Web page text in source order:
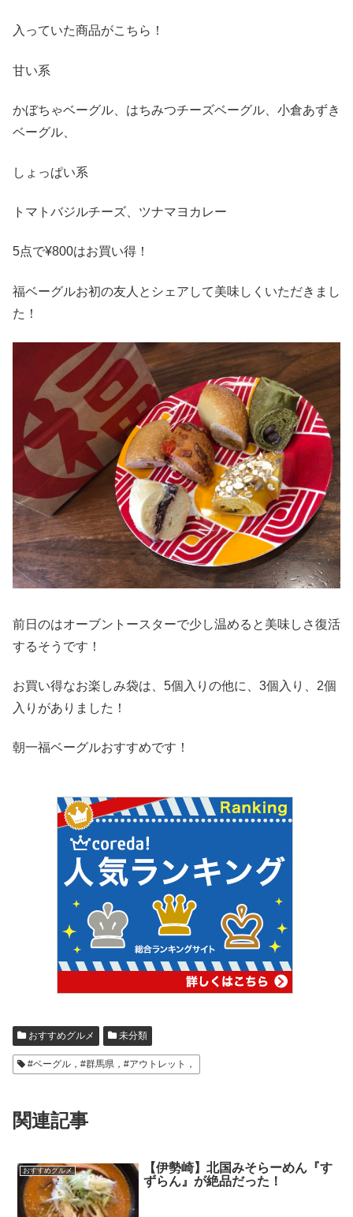
入っていた商品がこちら！
甘い系
かぼちゃベーグル、はちみつチーズベーグル、小倉あずき
ベーグル、
しょっぱい系
トマトバジルチーズ、ツナマヨカレー
5点で¥800はお買い得！
福ベーグルお初の友人とシェアして美味しくいただきまし
た！
前日のはオーブントースターで少し温めると美味しさ復活
するそうです！
お買い得なお楽しみ袋は、5個入りの他に、3個入り、2個
入りがありました！
朝一福ベーグルおすすめです！
おすすめグルメ 未分類
#ベーグル，#群馬県，#アウトレット，
関連記事
おすすめグルメ
【伊勢崎】北国みそらーめん『す
ずらん』が絶品だった！